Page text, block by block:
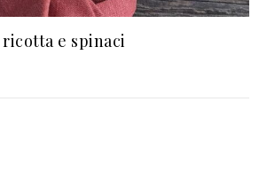
e spinaci